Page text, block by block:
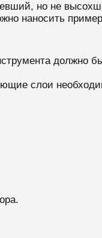
но не
наносить
должно
слои